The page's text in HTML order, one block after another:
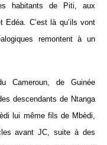
habitants de Piti, aux
Edéa. C’est là qu’ils vont
remontent à un
Cameroun, de Guinée
descendants de Ntanga
lui même fils de Mbèdi,
avant JC, suite à des